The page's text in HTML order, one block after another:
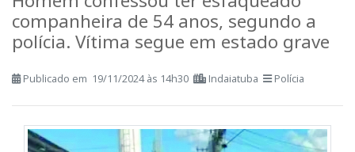
Homem confessou ter esfaqueado
companheira de 54 anos, segundo a
polícia. Vítima segue em estado grave